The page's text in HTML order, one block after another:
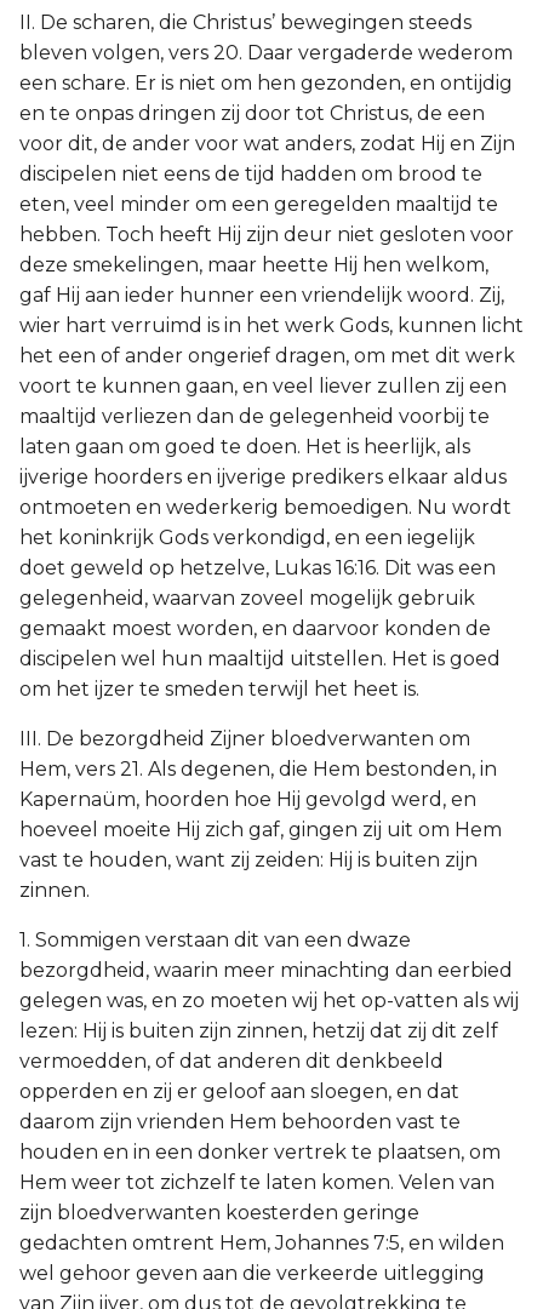
II. De scharen, die Christus’ bewegingen steeds
bleven volgen, vers 20. Daar vergaderde wederom
een schare. Er is niet om hen gezonden, en ontijdig
en te onpas dringen zij door tot Christus, de een
voor dit, de ander voor wat anders, zodat Hij en Zijn
discipelen niet eens de tijd hadden om brood te
eten, veel minder om een geregelden maaltijd te
hebben. Toch heeft Hij zijn deur niet gesloten voor
deze smekelingen, maar heette Hij hen welkom,
gaf Hij aan ieder hunner een vriendelijk woord. Zij,
wier hart verruimd is in het werk Gods, kunnen licht
het een of ander ongerief dragen, om met dit werk
voort te kunnen gaan, en veel liever zullen zij een
maaltijd verliezen dan de gelegenheid voorbij te
laten gaan om goed te doen. Het is heerlijk, als
ijverige hoorders en ijverige predikers elkaar aldus
ontmoeten en wederkerig bemoedigen. Nu wordt
het koninkrijk Gods verkondigd, en een iegelijk
doet geweld op hetzelve, Lukas 16:16. Dit was een
gelegenheid, waarvan zoveel mogelijk gebruik
gemaakt moest worden, en daarvoor konden de
discipelen wel hun maaltijd uitstellen. Het is goed
om het ijzer te smeden terwijl het heet is.
III. De bezorgdheid Zijner bloedverwanten om
Hem, vers 21. Als degenen, die Hem bestonden, in
Kapernaüm, hoorden hoe Hij gevolgd werd, en
hoeveel moeite Hij zich gaf, gingen zij uit om Hem
vast te houden, want zij zeiden: Hij is buiten zijn
zinnen.
1. Sommigen verstaan dit van een dwaze
bezorgdheid, waarin meer minachting dan eerbied
gelegen was, en zo moeten wij het op-vatten als wij
lezen: Hij is buiten zijn zinnen, hetzij dat zij dit zelf
vermoedden, of dat anderen dit denkbeeld
opperden en zij er geloof aan sloegen, en dat
daarom zijn vrienden Hem behoorden vast te
houden en in een donker vertrek te plaatsen, om
Hem weer tot zichzelf te laten komen. Velen van
zijn bloedverwanten koesterden geringe
gedachten omtrent Hem, Johannes 7:5, en wilden
wel gehoor geven aan die verkeerde uitlegging
van Zijn ijver, om dus tot de gevolgtrekking te